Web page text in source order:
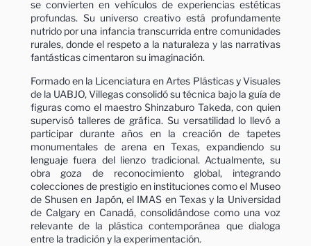
se convierten en vehículos de experiencias estéticas
profundas. Su universo creativo está profundamente
nutrido por una infancia transcurrida entre comunidades
rurales, donde el respeto a la naturaleza y las narrativas
fantásticas cimentaron su imaginación.
Formado en la Licenciatura en Artes Plásticas y Visuales
de la UABJO, Villegas consolidó su técnica bajo la guía de
figuras como el maestro Shinzaburo Takeda, con quien
supervisó talleres de gráfica. Su versatilidad lo llevó a
participar durante años en la creación de tapetes
monumentales de arena en Texas, expandiendo su
lenguaje fuera del lienzo tradicional. Actualmente, su
obra goza de reconocimiento global, integrando
colecciones de prestigio en instituciones como el Museo
de Shusen en Japón, el IMAS en Texas y la Universidad
de Calgary en Canadá, consolidándose como una voz
relevante de la plástica contemporánea que dialoga
entre la tradición y la experimentación.